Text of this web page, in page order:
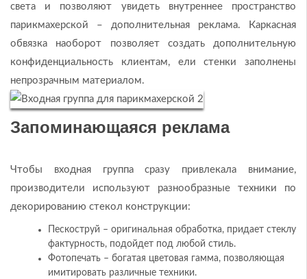
света и позволяют увидеть внутреннее пространство
парикмахерской – дополнительная реклама. Каркасная
обвязка наоборот позволяет создать дополнительную
конфиденциальность клиентам, ели стенки заполнены
непрозрачным материалом.
Запоминающаяся реклама
Чтобы входная группа сразу привлекала внимание,
производители используют разнообразные техники по
декорированию стекол конструкции:
Пескоструй – оригинальная обработка, придает стеклу
фактурность, подойдет под любой стиль.
Фотопечать – богатая цветовая гамма, позволяющая
имитировать различные техники.